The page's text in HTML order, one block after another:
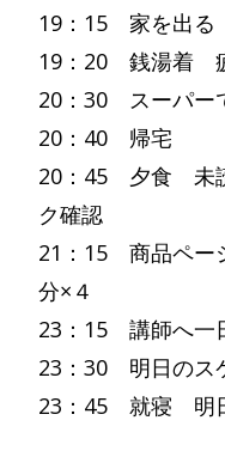
19：15 家を出る
19：20 銭湯着
20：30 スーパー
20：40 帰宅
20：45 夕食 未
ク確認
21：15 商品ペー
分×４
23：15 講師へ一
23：30 明日のス
23：45 就寝 明